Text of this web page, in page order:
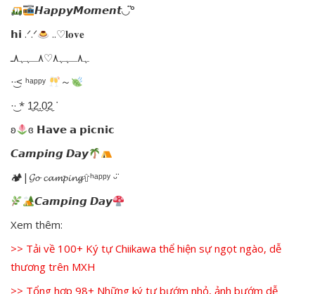
𝙃𝙖𝙥𝙥𝙮𝙈𝙤𝙢𝙚𝙣𝙩◡̈°
𝗵𝗶 .ᐟ.ᐟ
..♡𝐥𝐨𝐯𝐞
٨ـﮩﮩ٨ـ♡‎‎ﮩ٨ـﮩﮩ٨
·͜·˂ ʰᵃᵖᵖʸ
～
·͜· * 1̼2̼.̼0̼2̼ ᐝ
ʚ
ɞ 𝗛𝗮𝘃𝗲 𝗮 𝗽𝗶𝗰𝗻𝗶𝗰
𝘾𝙖𝙢𝙥𝙞𝙣𝙜 𝘿𝙖𝙮
🏕|𝓖𝓸 𝓬𝓪𝓶𝓹𝓲𝓷𝓰⇧ʰᵃᵖᵖʸ ᵕ̈
𝘾𝙖𝙢𝙥𝙞𝙣𝙜 𝘿𝙖𝙮
Xem thêm:
>> Tải về 100+ Ký tự Chiikawa thể hiện sự ngọt ngào, dễ
thương trên MXH
>> Tổng hợp 98+ Những ký tự bướm nhỏ, ảnh bướm dễ